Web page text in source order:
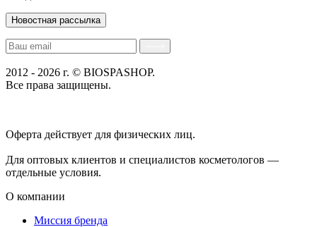
Новостная рассылка
2012 - 2026 г. © BIOSPASHOP.
Все права защищены.
Оферта действует для физических лиц.
Для оптовых клиентов и специалистов косметологов —
отдельные условия.
О компании
Миссия бренда